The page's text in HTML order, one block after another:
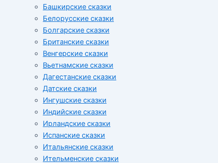
Башкирские сказки
Белорусские сказки
Болгарские сказки
Британские сказки
Венгерские сказки
Вьетнамские сказки
Дагестанские сказки
Датские сказки
Ингушские сказки
Индийские сказки
Ирландские сказки
Испанские сказки
Итальянские сказки
Ительменские сказки